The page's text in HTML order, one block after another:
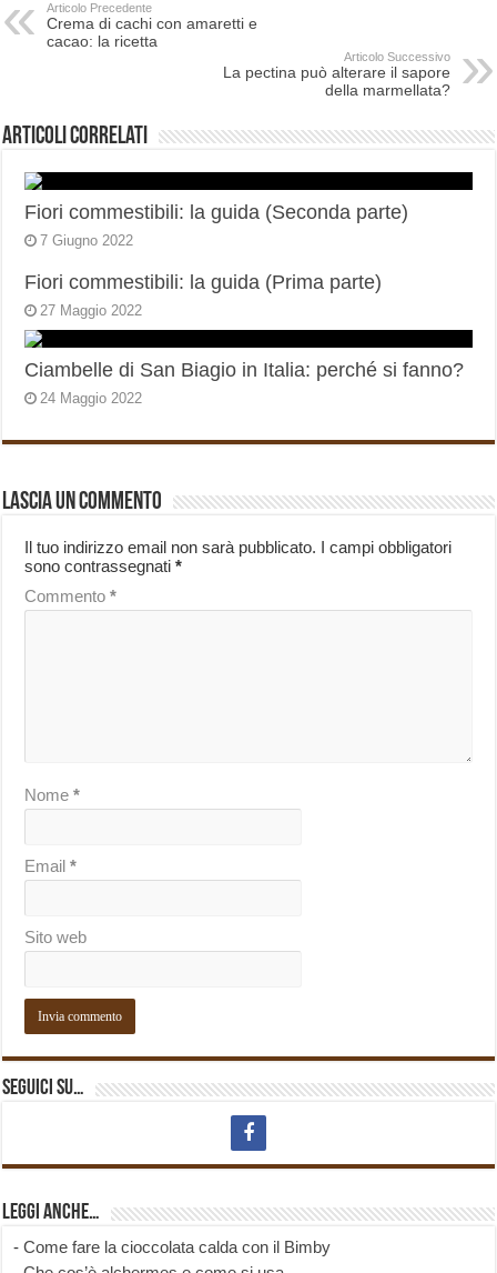
Articolo Precedente
Crema di cachi con amaretti e
cacao: la ricetta
Articolo Successivo
La pectina può alterare il sapore
della marmellata?
Articoli correlati
Fiori commestibili: la guida (Seconda parte)
7 Giugno 2022
Fiori commestibili: la guida (Prima parte)
27 Maggio 2022
Ciambelle di San Biagio in Italia: perché si fanno?
24 Maggio 2022
Lascia un commento
Il tuo indirizzo email non sarà pubblicato. I campi obbligatori
sono contrassegnati*
Commento*
Nome*
Email*
Sito web
Seguici su…
Leggi anche…
-Come fare la cioccolata calda con il Bimby